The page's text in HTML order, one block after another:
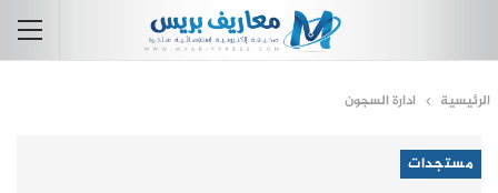
الرئيسية ادارة السجون
مستجدات